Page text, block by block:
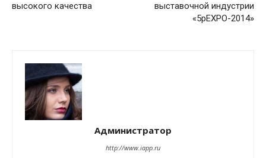
высокого качества
выставочной индустрии
«5рEXPO-2014»
Администратор
http://www.iapp.ru